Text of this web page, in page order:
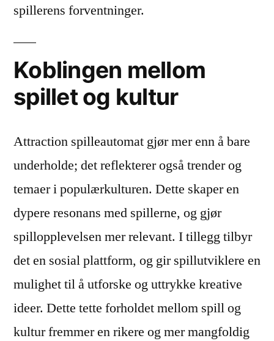
spillerens forventninger.
Koblingen mellom
spillet og kultur
Attraction spilleautomat gjør mer enn å bare
underholde; det reflekterer også trender og
temaer i populærkulturen. Dette skaper en
dypere resonans med spillerne, og gjør
spillopplevelsen mer relevant. I tillegg tilbyr
det en sosial plattform, og gir spillutviklere en
mulighet til å utforske og uttrykke kreative
ideer. Dette tette forholdet mellom spill og
kultur fremmer en rikere og mer mangfoldig